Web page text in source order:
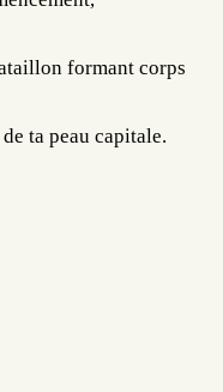
formant corps
ta peau capitale.